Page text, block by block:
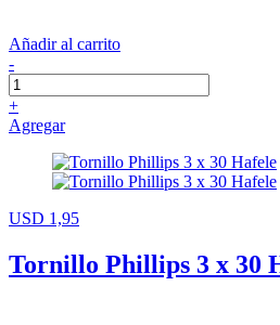
Añadir al carrito
-
+
Agregar
USD 1,95
Tornillo Phillips 3 x 30